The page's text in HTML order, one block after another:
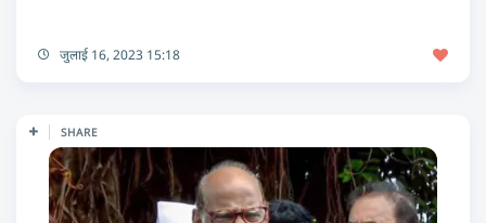
जुलाई 16, 2023 15:18
SHARE